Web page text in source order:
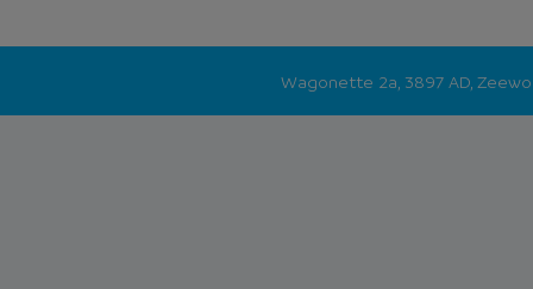
Wagonette 2a, 3897 AD,